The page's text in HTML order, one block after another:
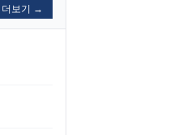
더보기 →